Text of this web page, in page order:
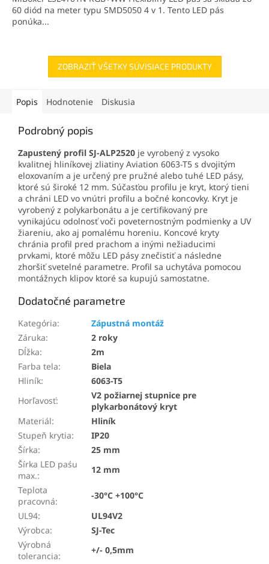
60 diód na meter typu SMD5050 4 v 1. Tento LED pás
ponúka...
ZOBRAZIŤ VŠETKY SÚVISIACE PRODUKTY
Popis Hodnotenie Diskusia
Podrobný popis
Zapustený profil SJ-ALP2520 je vyrobený z vysoko
kvalitnej hliníkovej zliatiny Aviation 6063-T5 s dvojitým
eloxovaním a je určený pre pružné alebo tuhé LED pásy,
ktoré sú široké 12 mm. Súčasťou profilu je kryt, ktorý tieni
a chráni LED vo vnútri profilu a bočné koncovky. Kryt je
vyrobený z polykarbonátu a je certifikovaný pre
vynikajúcu odolnosť voči poveternostným podmienky a UV
žiareniu, ako aj pomalému horeniu. Koncové kryty
chránia profil pred prachom a inými nežiaducimi
prvkami, ktoré môžu LED pásy znečistiť a následne
zhoršiť svetelné parametre. Profil sa uchytáva pomocou
montážnych klipov ktoré sa kupujú samostatne.
Dodatočné parametre
Kategória:
Zápustná montáž
Záruka:
2 roky
Dĺžka:
2m
Farba tela:
Biela
Hliník:
6063-T5
Horľavosť:
V2 požiarnej stupnice pre
plykarbonátový kryt
Materiál:
Hliník
Stupeň krytia:
IP20
Šírka:
25 mm
Šírka LED paśu
max.:
12 mm
Teplota
pracovná:
-30°C +100°C
UL94:
UL94V2
Výrobca:
SJ-Tec
Výrobná
tolerancia:
+/- 0,5mm